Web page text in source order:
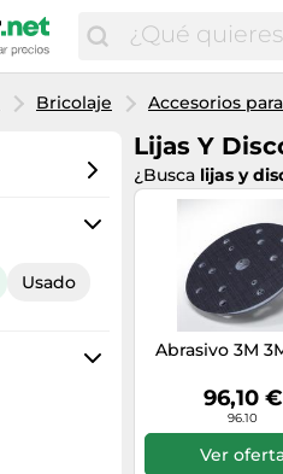
Bricolaje Accesorios
Usado
Lijas Y
¿Busca lijas y
Abrasivo 3M
96,10 €
96.10
Ver